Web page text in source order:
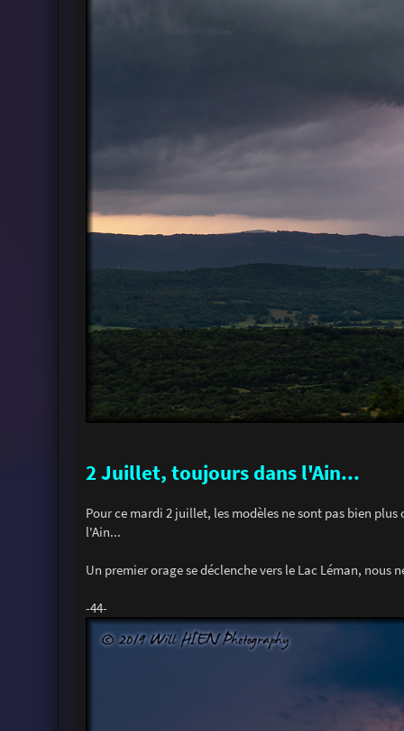
2 Juillet, toujours dans l'Ain...
Pour ce mardi 2 juillet, les modèles ne sont pas bien
l'Ain...
Un premier orage se déclenche vers le Lac Léman,
-44-